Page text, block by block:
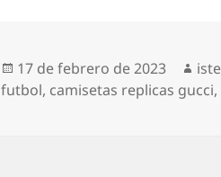
Publicado
el
17 de febrero de 2023
futbol, camisetas replicas gucci,